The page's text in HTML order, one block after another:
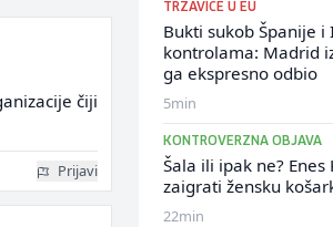
čiji
Prijavi
TRZAVICE U EU
Bukti sukob Španije
kontrolama: Madrid
ga ekspresno odbio
5min
KONTROVERZNA OBJAVA
Šala ili ipak ne?
zaigrati žensku
22min